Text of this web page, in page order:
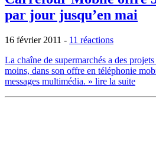
par jour jusqu’en mai
16 février 2011 - 11 réactions
La chaîne de supermarchés a des
moins, dans son offre en téléphonie
messages multimédia. » lire la suite